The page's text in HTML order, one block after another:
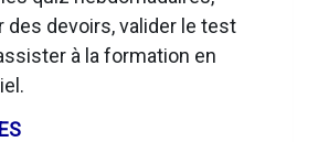
des devoirs, valider le test
à la formation en